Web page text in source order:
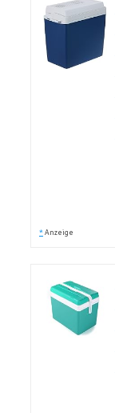
* Anzeige